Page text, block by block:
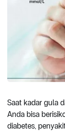
Saat kadar gula
Anda bisa
diabetes,